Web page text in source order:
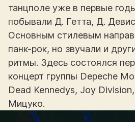
танцполе уже в первые
побывали Д. Гетта, Д.
Основным стилевым
панк-рок, но звучали и
ритмы. Здесь состоялся
концерт группы Depeche
Dead Kennedys, Joy
Мицуко.